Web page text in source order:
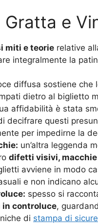
e
miti e teorie relative
integralmente la
diffusa sostiene che
dietro al biglietto
affidabilità è stata
decifrare questi
per impedirne la
un’altra leggenda
difetti visivi,
avviene in modo
e non indicano
spesso si
in controluce,
di stampa di